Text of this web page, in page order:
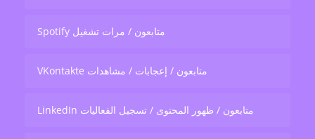
Spotify متابعون / مرات تشغيل
VKontakte متابعون / إعجابات / مشاهدات
LinkedIn متابعون / ظهور المحتوى / تسجيل الفعاليات